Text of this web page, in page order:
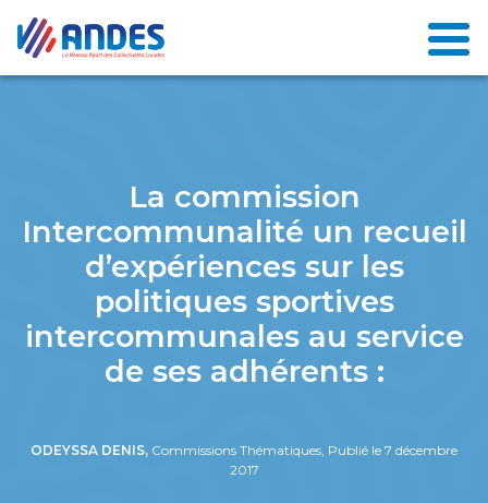
La commission
Intercommunalité un recueil
d’expériences sur les
politiques sportives
intercommunales au service
de ses adhérents :
ODEYSSA DENIS, Commissions Thématiques, Publié le 7 décembre
2017